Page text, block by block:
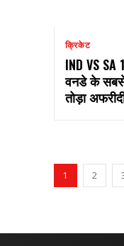
क्रिकेट
IND VS SA
वनडे के सबसे
तोड़ा
1 2